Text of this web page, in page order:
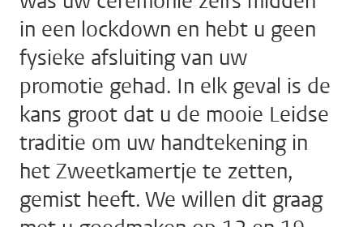
in een lockdown en hebt u geen
fysieke afsluiting van uw
promotie gehad. In elk geval is de
kans groot dat u de mooie Leidse
traditie om uw handtekening in
het Zweetkamertje te zetten,
gemist heeft. We willen dit graag